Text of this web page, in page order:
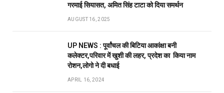
गरमाई सियासत, अमित सिंह टाटा को दिया समर्थन
AUGUST 16, 2025
UP NEWS : पूर्वांचल की बिटिया आकांक्षा बनी
कलेक्टर,परिवार में खुशी की लहर, प्रदेश का किया नाम
रोशन,लोगो ने दी बधाई
APRIL 16, 2024